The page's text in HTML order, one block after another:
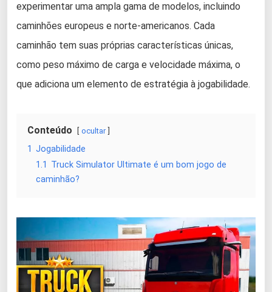
experimentar uma ampla gama de modelos, incluindo
caminhões europeus e norte-americanos. Cada
caminhão tem suas próprias características únicas,
como peso máximo de carga e velocidade máxima, o
que adiciona um elemento de estratégia à jogabilidade.
Conteúdo ocultar
1 Jogabilidade
1.1 Truck Simulator Ultimate é um bom jogo de
caminhão?